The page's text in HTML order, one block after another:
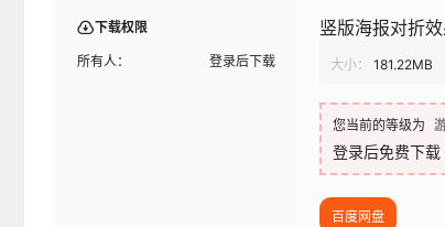
下载权限
所有人： 登录后下载
竖版海报对折
大小： 181.22MB
您当前的等级为
登录后免费下载
百度网盘